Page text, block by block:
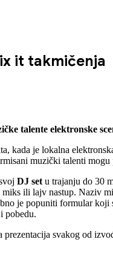
it takmičenja
talente elektronske
kada je lokalna
muzički talenti
DJ set u trajanju do 30
ili lajv nastup. Naziv
je popuniti formular koji
pobedu.
prezentacija svakog od